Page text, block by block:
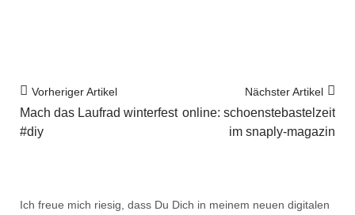
Vorheriger Artikel
Mach das Laufrad winterfest
#diy
Nächster Artikel
online: schoenstebastelzeit
im snaply-magazin
Ich freue mich riesig, dass Du Dich in meinem neuen digitalen